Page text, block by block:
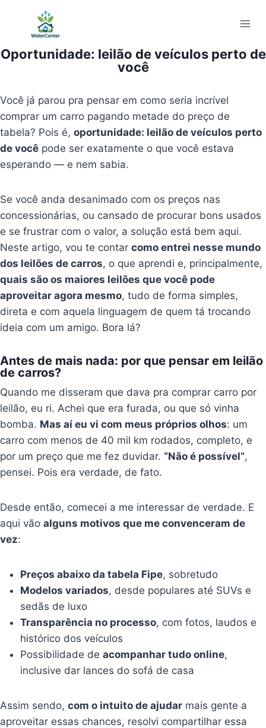
Conteúdo
Oportunidade: leilão de veículos perto de
você
Você já parou pra pensar em como seria incrível
comprar um carro pagando metade do preço de
tabela? Pois é,oportunidade: leilão de veículos perto
de você pode ser exatamente o que você estava
esperando — e nem sabia.
Se você anda desanimado com os preços nas
concessionárias, ou cansado de procurar bons usados
e se frustrar com o valor, a solução está bem aqui.
Neste artigo, vou te contarcomo entrei nesse mundo
dos leilões de carros, o que aprendi e, principalmente,
quais são os maiores leilões que você pode
aproveitar agora mesmo, tudo de forma simples,
direta e com aquela linguagem de quem tá trocando
ideia com um amigo. Bora lá?
Antes de mais nada: por que pensar em leilão
de carros?
Quando me disseram que dava pra comprar carro por
leilão, eu ri. Achei que era furada, ou que só vinha
bomba. Mas aí eu vi com meus próprios olhos: um
carro com menos de 40 mil km rodados, completo, e
por um preço que me fez duvidar. “Não é possível”,
pensei. Pois era verdade, de fato.
Desde então, comecei a me interessar de verdade. E
aqui vãoalguns motivos que me convenceram de
vez:
Preços abaixo da tabela Fipe, sobretudo
Modelos variados, desde populares até SUVs e
sedãs de luxo
Transparência no processo, com fotos, laudos e
histórico dos veículos
Possibilidade deacompanhar tudo online,
inclusive dar lances do sofá de casa
Assim sendo,com o intuito de ajudar mais gente a
aproveitar essas chances, resolvi compartilhar essa